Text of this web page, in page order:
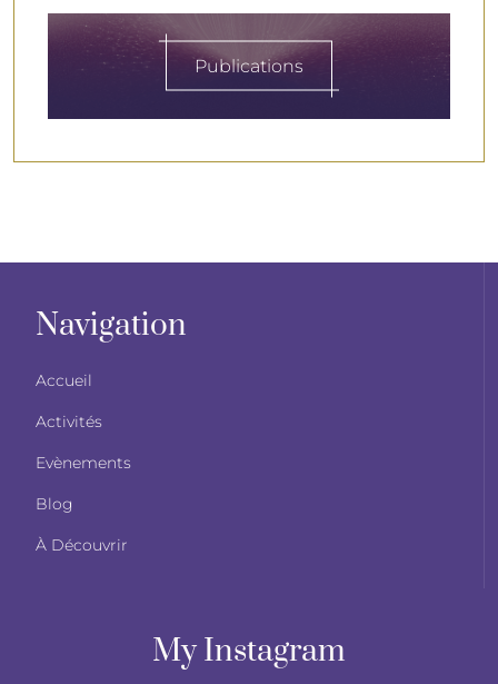
Publications
Navigation
Accueil
Activités
Evènements
Blog
À Découvrir
My Instagram